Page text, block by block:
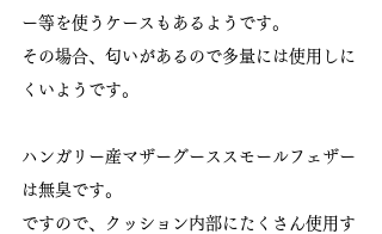
ー等を使うケースもあるようです。
その場合、匂いがあるので多量には使用しに
くいようです。
ハンガリー産マザーグーススモールフェザー
は無臭です。
ですので、クッション内部にたくさん使用す